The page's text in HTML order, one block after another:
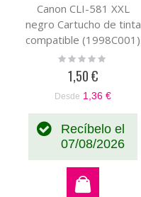
Canon CLI-581 XXL
negro Cartucho de tinta
compatible (1998C001)
Rating:
1,50 €
Desde 1,36 €
Recíbelo el
07/08/2026